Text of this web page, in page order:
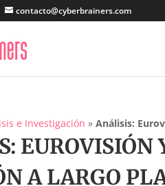
contacto@cyberbrainers.com
e Investigación »Análisis:
A LARGO